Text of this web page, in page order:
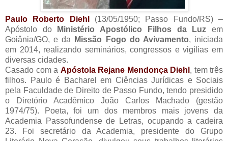
Paulo Roberto Diehl
(13/05/1950; Passo Fundo/RS) –
Apóstolo do
Ministério Apostólico Filhos da Luz em
Goiânia/GO, e da Missão Fogo do Avivamento, iniciada
em 2014, realizando seminários, congressos e vigílias em
diversas cidades.
Casado com a Apóstola Rejane Mendonça Diehl , tem três
filhos. Paulo é Bacharel em Ciências Jurídicas e Sociais
pela Faculdade de Direito de Passo Fundo, tendo presidido
o Diretório Acadêmico João Carlos Machado (gestão
1974/75). Poeta, foi um dos membros mais jovens da
Academia Passofundense de Letras, ocupando a cadeira
23. Foi secretário da Academia, presidente do Grupo